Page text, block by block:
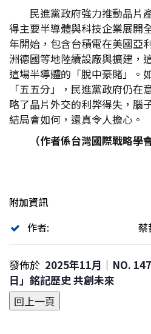
民進黨政府強力推動晶片
得主要半導體與科技企業展開
年開始，包含台積電在美國亞
洲德國等地陸續設廠與擴建，
這場半導體的「脫中豪賭」。
「五五分」，民進黨政府仍
略了晶片外交的利弊得失，腦
結局會如何，還真令人擔心。
（作者係台灣國際戰略學
附加資訊
作者:
蔡
發佈於 2025年11月｜NO.
日」銘記歷史 共創未來